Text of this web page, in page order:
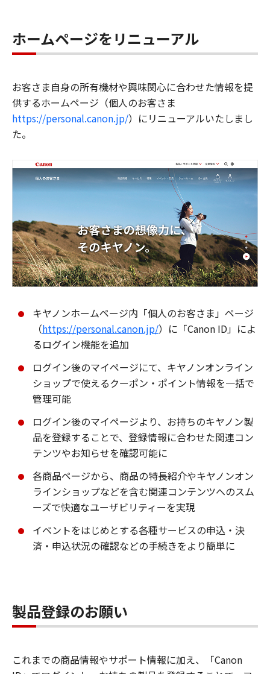
ホームページをリニューアル
お客さま自身の所有機材や興味関心に合わせた情報を提
供するホームページ（個人のお客さま
https://personal.canon.jp/）にリニューアルいたしまし
た。
キヤノンホームページ内「個人のお客さま」ページ
（https://personal.canon.jp/）に「Canon ID」によ
るログイン機能を追加
ログイン後のマイページにて、キヤノンオンライン
ショップで使えるクーポン・ポイント情報を一括で
管理可能
ログイン後のマイページより、お持ちのキヤノン製
品を登録することで、登録情報に合わせた関連コン
テンツやお知らせを確認可能に
各商品ページから、商品の特長紹介やキヤノンオン
ラインショップなどを含む関連コンテンツへのスム
ーズで快適なユーザビリティーを実現
イベントをはじめとする各種サービスの申込・決
済・申込状況の確認などの手続きをより簡単に
製品登録のお願い
これまでの商品情報やサポート情報に加え、「Canon